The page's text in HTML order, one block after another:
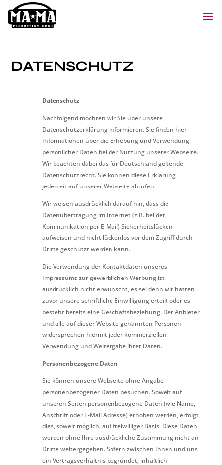
DATENSCHUTZ
Datenschutz
Nachfolgend möchten wir Sie über unsere
Datenschutzerklärung informieren. Sie finden hier
Informationen über die Erhebung und Verwendung
persönlicher Daten bei der Nutzung unserer Webseite.
Wir beachten dabei das für Deutschland geltende
Datenschutzrecht. Sie können diese Erklärung
jederzeit auf unserer Webseite abrufen.
Wir weisen ausdrücklich darauf hin, dass die
Datenübertragung im Internet (z.B. bei der
Kommunikation per E-Mail) Sicherheitslücken
aufweisen und nicht lückenlos vor dem Zugriff durch
Dritte geschützt werden kann.
Die Verwendung der Kontaktdaten unseres
Impressums zur gewerblichen Werbung ist
ausdrücklich nicht erwünscht, es sei denn wir hatten
zuvor unsere schriftliche Einwilligung erteilt oder es
besteht bereits eine Geschäftsbeziehung. Der Anbieter
und alle auf dieser Website genannten Personen
widersprechen hiermit jeder kommerziellen
Verwendung und Weitergabe ihrer Daten.
Personenbezogene Daten
Sie können unsere Webseite ohne Angabe
personenbezogener Daten besuchen. Soweit auf
unseren Seiten personenbezogene Daten (wie Name,
Anschrift oder E-Mail Adresse) erhoben werden, erfolgt
dies, soweit möglich, auf freiwilliger Basis. Diese Daten
werden ohne Ihre ausdrückliche Zustimmung nicht an
Dritte weitergegeben. Sofern zwischen Ihnen und uns
ein Vertragsverhältnis begründet, inhaltlich